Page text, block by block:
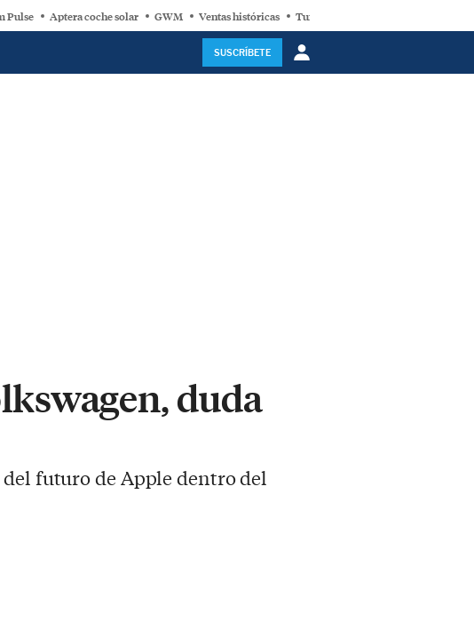
Pulse Aptera coche solar GWM Ventas históricas Turbina eólica
SUSCRÍBETE
duda
del futuro de Apple dentro del